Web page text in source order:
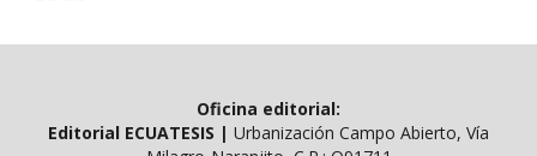
Oficina editorial:
Editorial ECUATESIS | Urbanización Campo Abierto, Vía